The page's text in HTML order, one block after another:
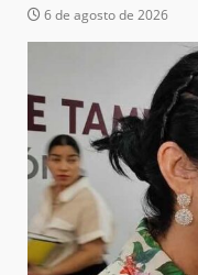
6 de agosto de 2026